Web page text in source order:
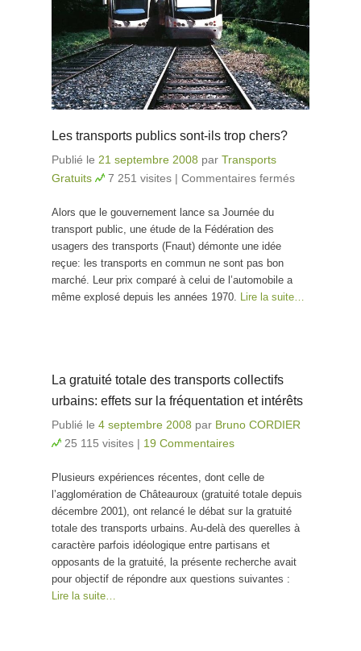
Les transports publics sont-ils trop chers?
Publié le 21 septembre 2008 par Transports
Gratuits
7 251 visites | Commentaires fermés
Alors que le gouvernement lance sa Journée du
transport public, une étude de la Fédération des
usagers des transports (Fnaut) démonte une idée
reçue: les transports en commun ne sont pas bon
marché. Leur prix comparé à celui de l’automobile a
même explosé depuis les années 1970. Lire la suite…
La gratuité totale des transports collectifs
urbains: effets sur la fréquentation et intérêts
Publié le 4 septembre 2008 par Bruno CORDIER
25 115 visites | 19 Commentaires
Plusieurs expériences récentes, dont celle de
l’agglomération de Châteauroux (gratuité totale depuis
décembre 2001), ont relancé le débat sur la gratuité
totale des transports urbains. Au-delà des querelles à
caractère parfois idéologique entre partisans et
opposants de la gratuité, la présente recherche avait
pour objectif de répondre aux questions suivantes :
Lire la suite…